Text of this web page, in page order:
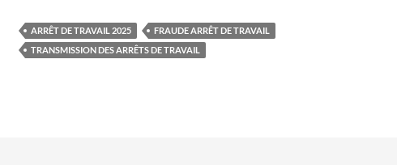
ARRÊT DE TRAVAIL 2025
FRAUDE ARRÊT DE TRAVAIL
TRANSMISSION DES ARRÊTS DE TRAVAIL